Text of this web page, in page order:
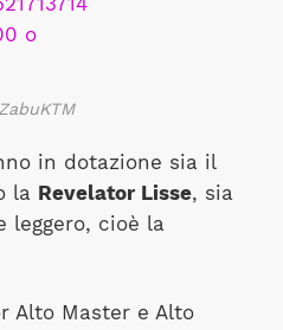
in dotazione sia il
la Revelator Lisse, sia
leggero, cioè la
Alto Master e Alto